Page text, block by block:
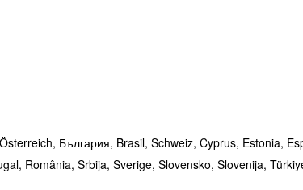
Österreich, България, Brasil, Schweiz, Cyprus, Estonia,
România, Srbija, Sverige, Slovensko, Slovenija,